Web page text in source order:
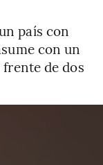
país con
con un
de dos